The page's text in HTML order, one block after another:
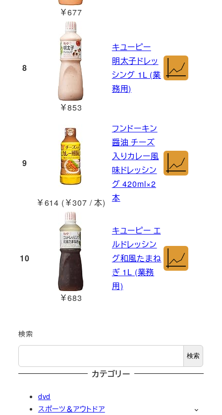
￥677
8
￥853
キユーピー
明太子ドレッ
シング 1L (業
務用)
9
￥614 (￥307 / 本)
フンドーキン
醤油 チーズ
入りカレー風
味ドレッシン
グ 420ml×2
本
10
￥683
キユーピー エ
ルドレッシン
グ和風たまね
ぎ 1L (業務
用)
検索
検索
カテゴリー
dvd
スポーツ＆アウトドア